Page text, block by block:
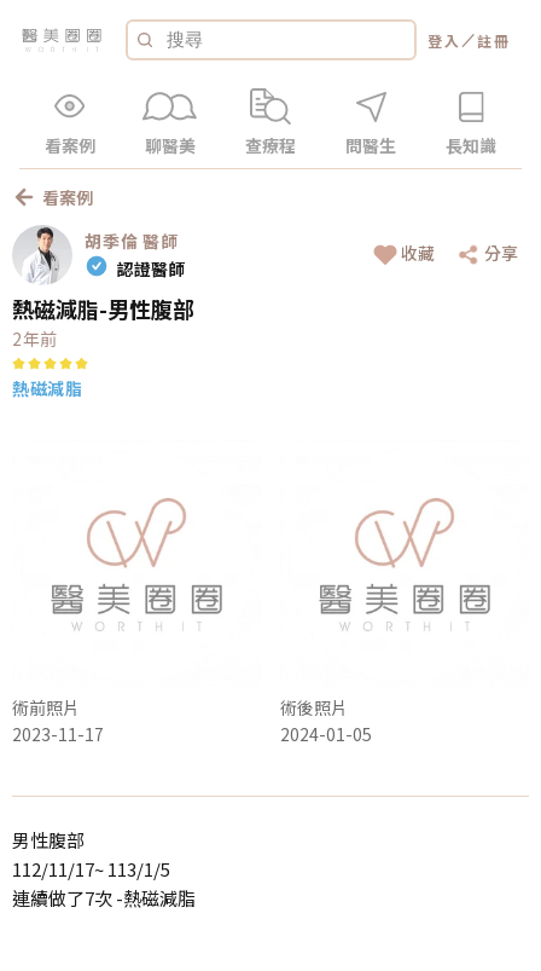
登入 ／註冊
看案例 聊醫美 查療程 問醫生 長知識
看案例
胡季倫 醫師
認證醫師
收藏 分享
熱磁減脂-男性腹部
2年前
熱磁減脂
術前照片
2023-11-17
術後照片
2024-01-05
男性腹部
112/11/17~ 113/1/5
連續做了7次 -熱磁減脂